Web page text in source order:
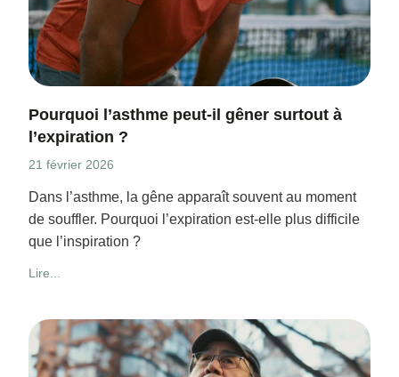
Pourquoi l’asthme peut-il gêner surtout à
l’expiration ?
21 février 2026
Dans l’asthme, la gêne apparaît souvent au moment
de souffler. Pourquoi l’expiration est-elle plus difficile
que l’inspiration ?
Lire...